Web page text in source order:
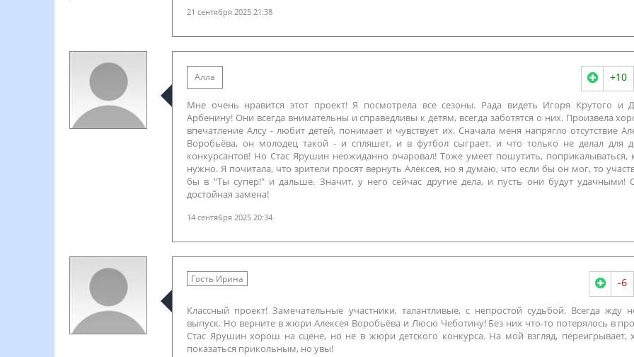
21 сентября 2025 21:38
Алла +10
Мне очень нравится этот проект! Я посмотрела все сезоны. Рада видеть Игоря Крутого и
Арбенину! Они всегда внимательны и справедливы к детям, всегда заботятся о них. Произвела
впечатление Алсу - любит детей, понимает и чувствует их. Сначала меня напрягло отсутствие
Воробьёва, он молодец такой - и спляшет, и в футбол сыграет, и что только не делал для
конкурсантов! Но Стас Ярушин неожиданно очаровал! Тоже умеет пошутить, поприкалываться,
нужно. Я почитала, что зрители просят вернуть Алексея, но я думаю, что если бы он мог, то
бы в "Ты супер!" и дальше. Значит, у него сейчас другие дела, и пусть они будут удачными!
достойная замена!
14 сентября 2025 20:34
Гость Ирина -6
Классный проект! Замечательные участники, талантливые, с непростой судьбой. Всегда жду
выпуск. Но верните в жюри Алексея Воробьёва и Люсю Чеботину! Без них что-то потерялось в
Стас Ярушин хорош на сцене, но не в жюри детского конкурса. На мой взгляд, переигрывает,
показаться прикольным, но увы!